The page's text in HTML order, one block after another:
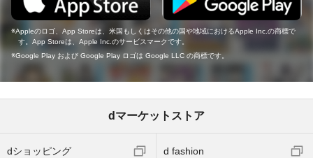
Appleのロゴ、App Storeは、米国もしくはその他の国や地域におけるApple Inc.の商標で
す。App Storeは、Apple Inc.のサービスマークです。
Google Play および Google Play ロゴは Google LLC の商標です。
dマーケットストア
dショッピング d fashion